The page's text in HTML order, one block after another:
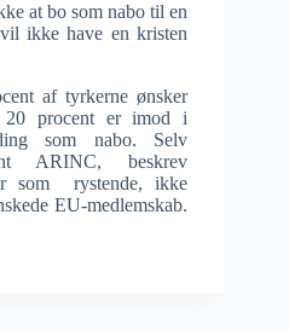
at bo som nabo til en
ikke have en kristen
af tyrkerne ønsker
20 procent er imod i
som nabo. Selv
ARINC, beskrev
som rystende, ikke
EU-medlemskab.